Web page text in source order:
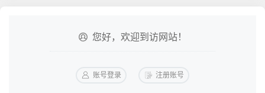
您好，欢迎到访网站！
账号登录 注册账号